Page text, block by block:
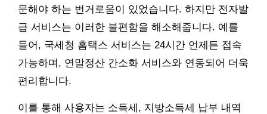
문해야 하는 번거로움이 있었습니다. 하지만 전자발
급 서비스는 이러한 불편함을 해소해줍니다. 예를
들어, 국세청 홈택스 서비스는 24시간 언제든 접속
가능하며, 연말정산 간소화 서비스와 연동되어 더욱
편리합니다.
이를 통해 사용자는 소득세, 지방소득세 납부 내역